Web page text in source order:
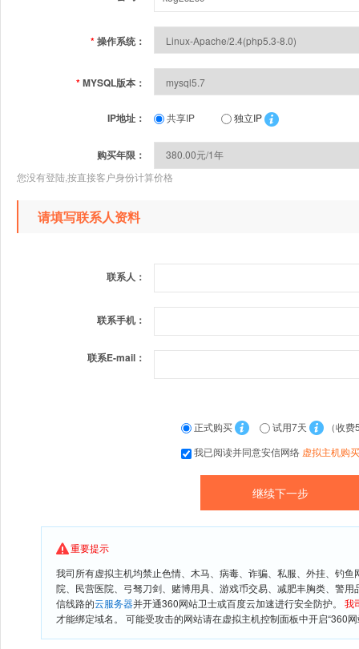
*操作系统：
*MYSQL版本：
IP地址： 共享IP 独立IP
购买年限：
您没有登陆,按直接客户身份计算价格
请填写联系人资料
联系人：
联系手机：
联系E-mail：
正式购买 试用7天
（收费
我已阅读并同意安信网络 虚拟主机购
重要提示
我司所有虚拟主机均禁止色情、木马、病毒、诈骗、私服、外挂、钓
院、民营医院、弓驽刀剑、赌博用具、游戏币交易、减肥丰胸类、警
信线路的云服务器并开通360网站卫士或百度云加速进行安全防护。 我
才能绑定域名。 可能受攻击的网站请在虚拟主机控制面板中开启“360